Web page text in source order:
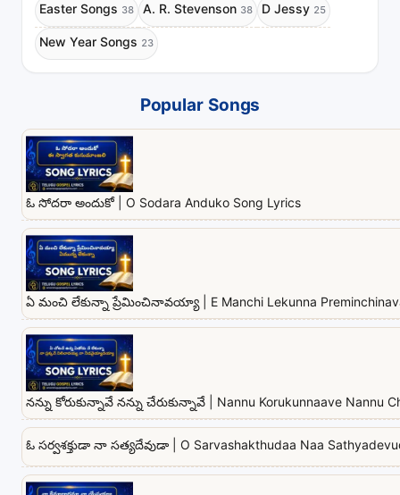
Easter Songs 38 A. R. Stevenson 38 D Jessy 25
New Year Songs 23
Popular Songs
ఓ సోదరా అందుకో | O Sodara Anduko Song Lyrics
ఏ మంచి లేకున్నా ప్రేమించినావయ్యా | E Manchi Lekunna
నన్ను కోరుకున్నావే నన్ను చేరుకున్నావే | Nannu Korukunnaave Nannu
ఓ సర్వశక్తుడా నా సత్యదేవుడా | O Sarvashakthudaa Naa